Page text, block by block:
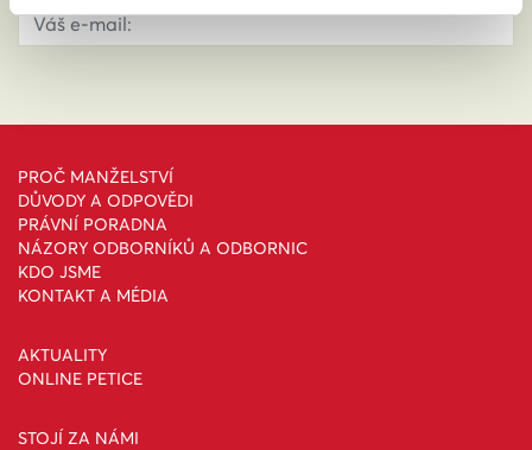
PROČ MANŽELSTVÍ
DŮVODY A ODPOVĚDI
PRÁVNÍ PORADNA
NÁZORY ODBORNÍKŮ A ODBORNIC
KDO JSME
KONTAKT A MÉDIA
AKTUALITY
ONLINE PETICE
STOJÍ ZA NÁMI